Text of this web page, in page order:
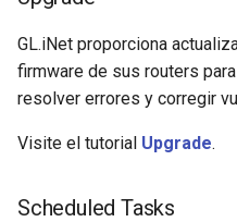
GL.iNet proporciona
firmware de sus routers
resolver errores y corregir
Visite el tutorial Upgrade.
Scheduled Tasks